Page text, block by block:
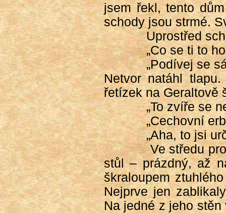
jsem řekl, tento
schody jsou strmé.
Uprostřed
„Co se ti to
„Podívej se
Netvor natáhl
řetízek na Geraltově
„To zvíře se
„Cechovní
„Aha, to jsi
Ve středu
stůl – prázdný, až
škraloupem
Nejprve jen
Na jedné z jeho